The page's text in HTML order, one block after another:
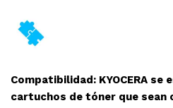
Compatibilidad: KYOCERA
cartuchos de tóner que sean